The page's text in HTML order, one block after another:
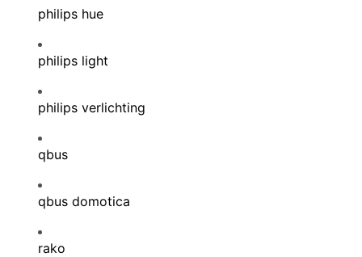
philips hue
philips light
philips verlichting
qbus
qbus domotica
rako